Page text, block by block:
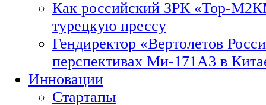
Как российский ЗРК «Тор-
турецкую прессу
Гендиректор «Вертолетов
перспективах Ми-171А3 в
Инновации
Стартапы